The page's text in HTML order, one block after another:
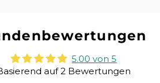
5.00 von 5
auf 2 Bewertungen